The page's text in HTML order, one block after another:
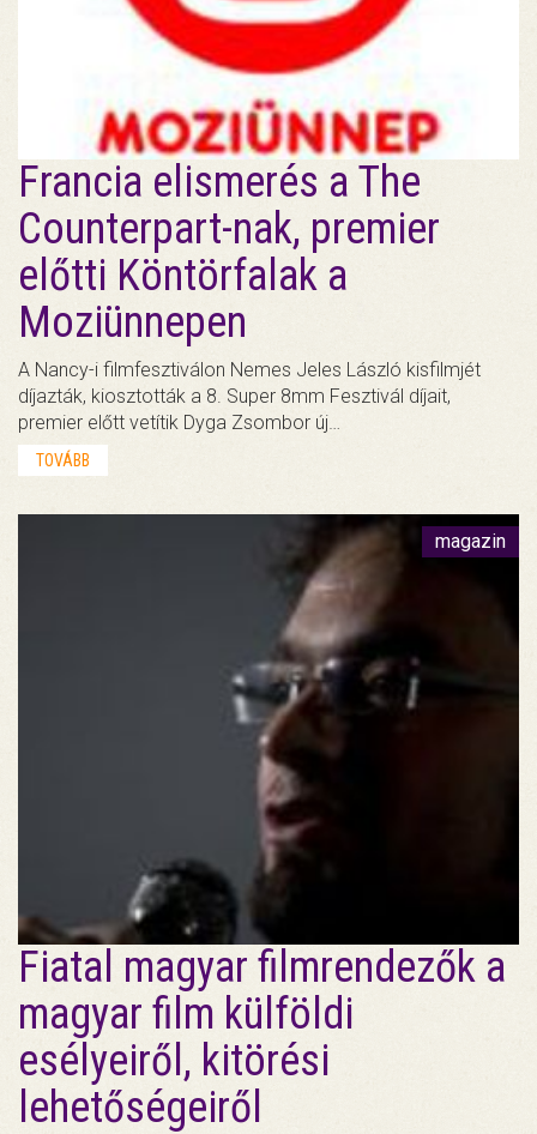
Francia elismerés a The
Counterpart-nak, premier
előtti Köntörfalak a
Moziünnepen
A Nancy-i filmfesztiválon Nemes Jeles László kisfilmjét
díjazták, kiosztották a 8. Super 8mm Fesztivál díjait,
premier előtt vetítik Dyga Zsombor új…
TOVÁBB
magazin
Fiatal magyar filmrendezők a
magyar film külföldi
esélyeiről, kitörési
lehetőségeiről